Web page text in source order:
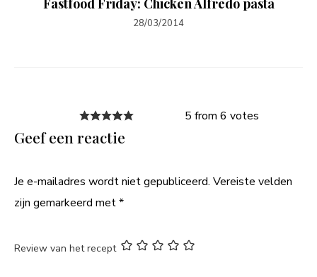
28/03/2014
5 from 6 votes
Geef een reactie
Je e-mailadres wordt niet gepubliceerd. Vereiste velden
zijn gemarkeerd met*
Review van het recept